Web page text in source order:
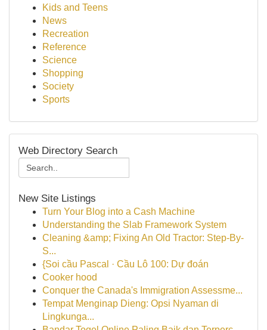
Kids and Teens
News
Recreation
Reference
Science
Shopping
Society
Sports
Web Directory Search
New Site Listings
Turn Your Blog into a Cash Machine
Understanding the Slab Framework System
Cleaning &amp; Fixing An Old Tractor: Step-By-
S...
{Soi cầu Pascal · Cầu Lô 100: Dự đoán
Cooker hood
Conquer the Canada's Immigration Assessme...
Tempat Menginap Dieng: Opsi Nyaman di
Lingkunga...